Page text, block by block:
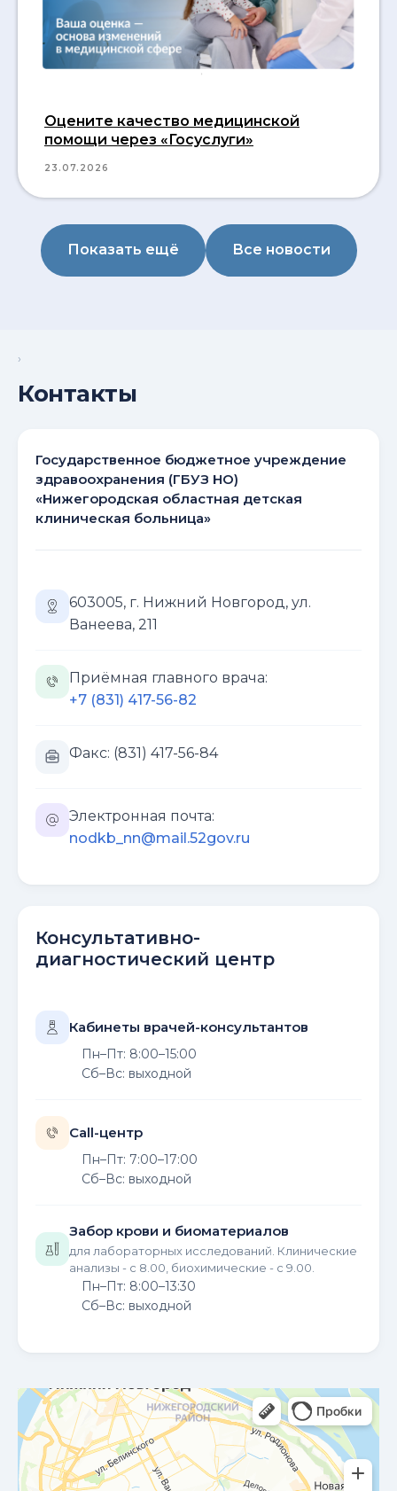
Оцените качество медицинской
помощи через «Госуслуги»
23.07.2026
Показать ещё Все новости
›
Контакты
Государственное бюджетное учреждение
здравоохранения (ГБУЗ НО)
«Нижегородская областная детская
клиническая больница»
603005, г. Нижний Новгород, ул.
Ванеева, 211
Приёмная главного врача:
+7 (831) 417-56-82
Факс: (831) 417-56-84
Электронная почта:
nodkb_nn@mail.52gov.ru
Консультативно-
диагностический центр
Кабинеты врачей-консультантов
Пн–Пт: 8:00–15:00
Сб–Вс: выходной
Call-центр
Пн–Пт: 7:00–17:00
Сб–Вс: выходной
Забор крови и биоматериалов
для лабораторных исследований. Клинические
анализы - с 8.00, биохимические - с 9.00.
Пн–Пт: 8:00–13:30
Сб–Вс: выходной